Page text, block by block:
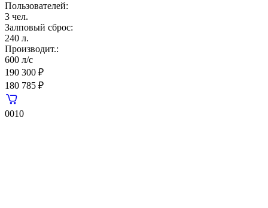
Пользователей:
3 чел.
Залповый сброс:
240 л.
Производит.:
600 л/с
190 300 ₽
180 785 ₽
0010